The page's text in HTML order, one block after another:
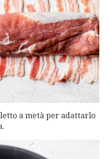
a metà per adattarlo